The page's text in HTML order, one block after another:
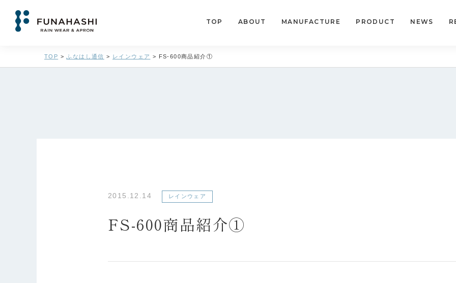
TOP ABOUT MANUFACTURE PRODUCT NEWS
TOP > ふなはし通信 > レインウェア > FS-600商品紹介①
2015.12.14 レインウェア
FS-600商品紹介①